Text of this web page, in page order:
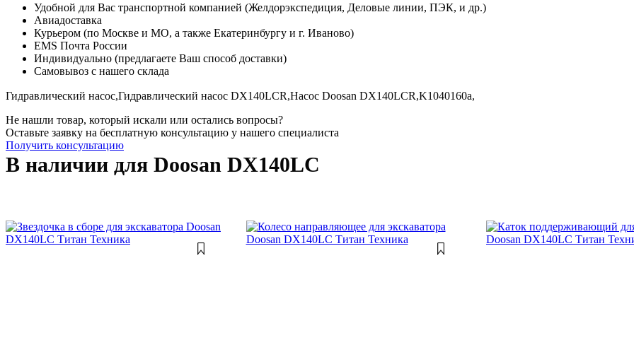
Удобной для Вас транспортной компанией (Желдорэкспедиция, Деловые линии, ПЭК, и др.)
Авиадоставка
Курьером (по Москве и МО, а также Екатеринбургу и г. Иваново)
EMS Почта России
Индивидуально (предлагаете Ваш способ доставки)
Самовывоз с нашего склада
Гидравлический насос,Гидравлический насос DX140LCR,Насос Doosan DX140LCR,K1040160а,
Не нашли товар, который искали или остались вопросы?
Оставьте заявку на бесплатную консультацию у нашего специалиста
Получить консультацию
В наличии для Doosan DX140LC